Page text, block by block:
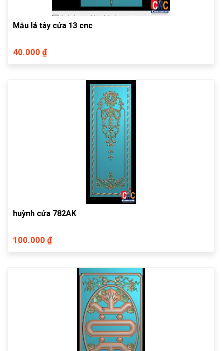
Mẫu lá tây cửa 13 cnc
40.000 ₫
huỳnh cửa 782AK
100.000 ₫